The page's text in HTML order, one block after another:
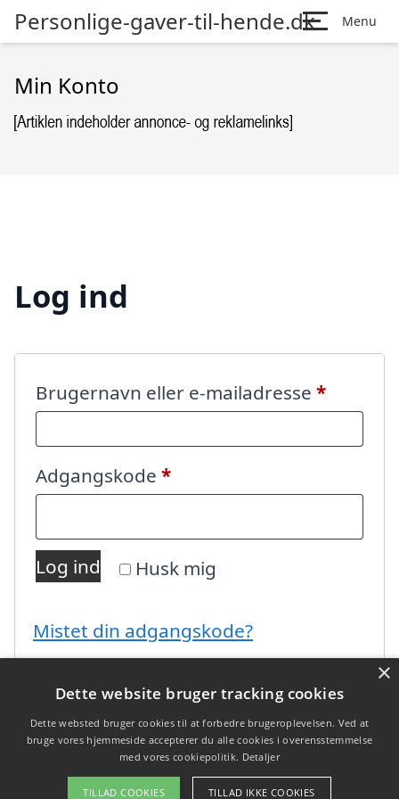
Personlige-gaver-til-hende.dk Menu
Min Konto
Log ind
Brugernavn eller e-mailadresse *
Adgangskode *Påkrævet
Husk mig
Log ind
Mistet din adgangskode?
Copyright 2026 - Pilanto Aps
×
Dette website bruger tracking cookies
Dette websted bruger cookies til at forbedre brugeroplevelsen. Ved at
bruge vores hjemmeside accepterer du alle cookies i overensstemmelse
med vores cookiepolitik. Detaljer
TILLAD COOKIES TILLAD IKKE COOKIES